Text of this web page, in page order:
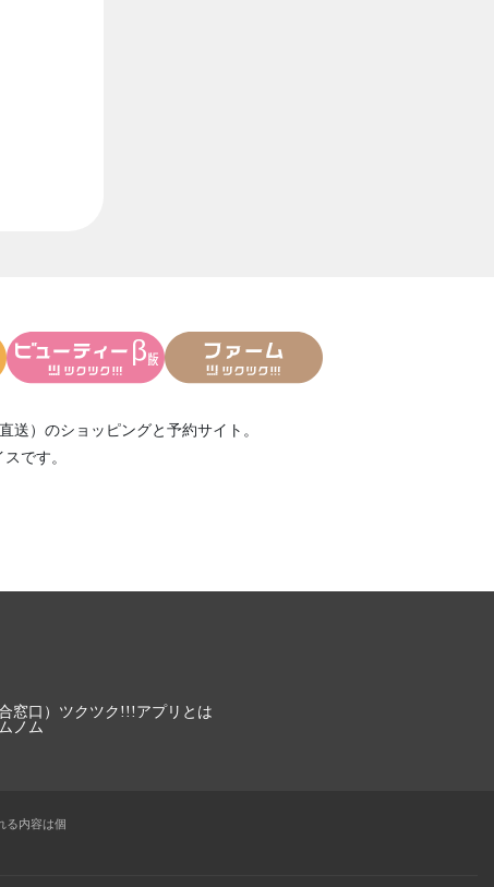
送） のショッピングと予約サイト。
です。
窓口） ツクツク!!!アプリとは
ノム
る内容は個